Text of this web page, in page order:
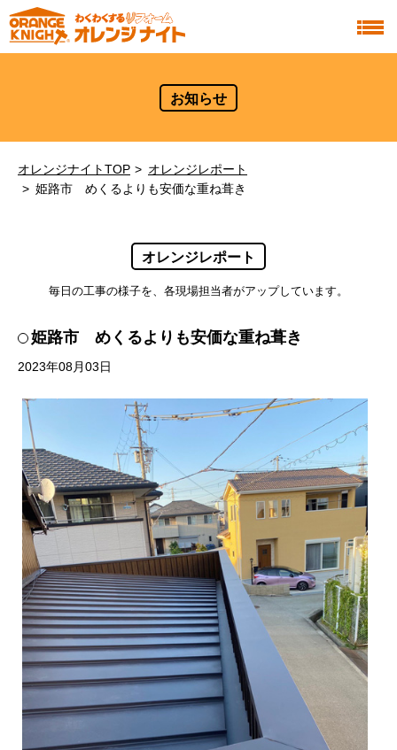
お知らせ
オレンジナイトTOP
オレンジレポート
姫路市 めくるよりも安価な重ね葺き
オレンジレポート
毎日の工事の様子を、各現場担当者がアップしています。
姫路市 めくるよりも安価な重ね葺き
2023年08月03日